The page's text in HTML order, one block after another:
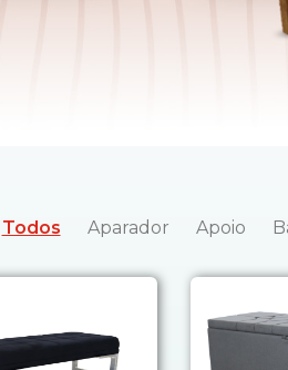
Todos Aparador Apoio